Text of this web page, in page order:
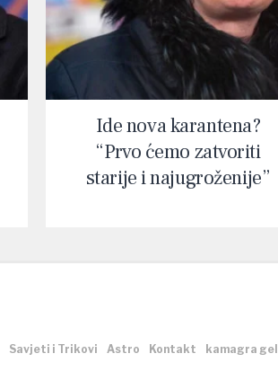
Ide nova karantena?
“Prvo ćemo zatvoriti
starije i najugroženije”
Savjeti i Trikovi Astro Kontakt kamagra gel